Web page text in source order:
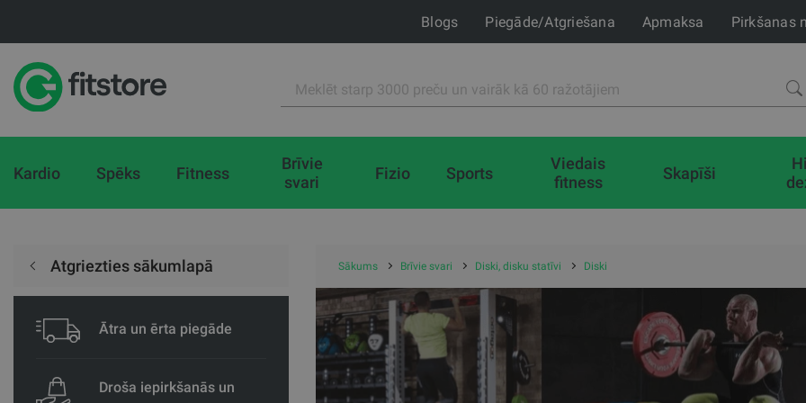
Blogs Piegāde/Atgriešana Apmaksa Pirkšanas
Kardio Spēks Fitness
Brīvie
svari
Fizio Sports
Viedais
fitness
Skapīši
Atgriezties sākumlapā
Ātra un ērta piegāde
Droša iepirkšanās un
Sākums Brīvie svari Diski, disku statīvi Diski